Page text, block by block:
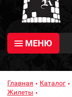
МЕНЮ
Главная Каталог
Жилеты